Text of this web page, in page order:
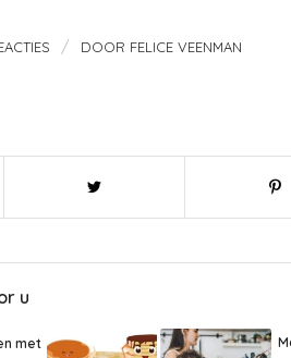
/ DOOR FELICE VEENMAN
u
met